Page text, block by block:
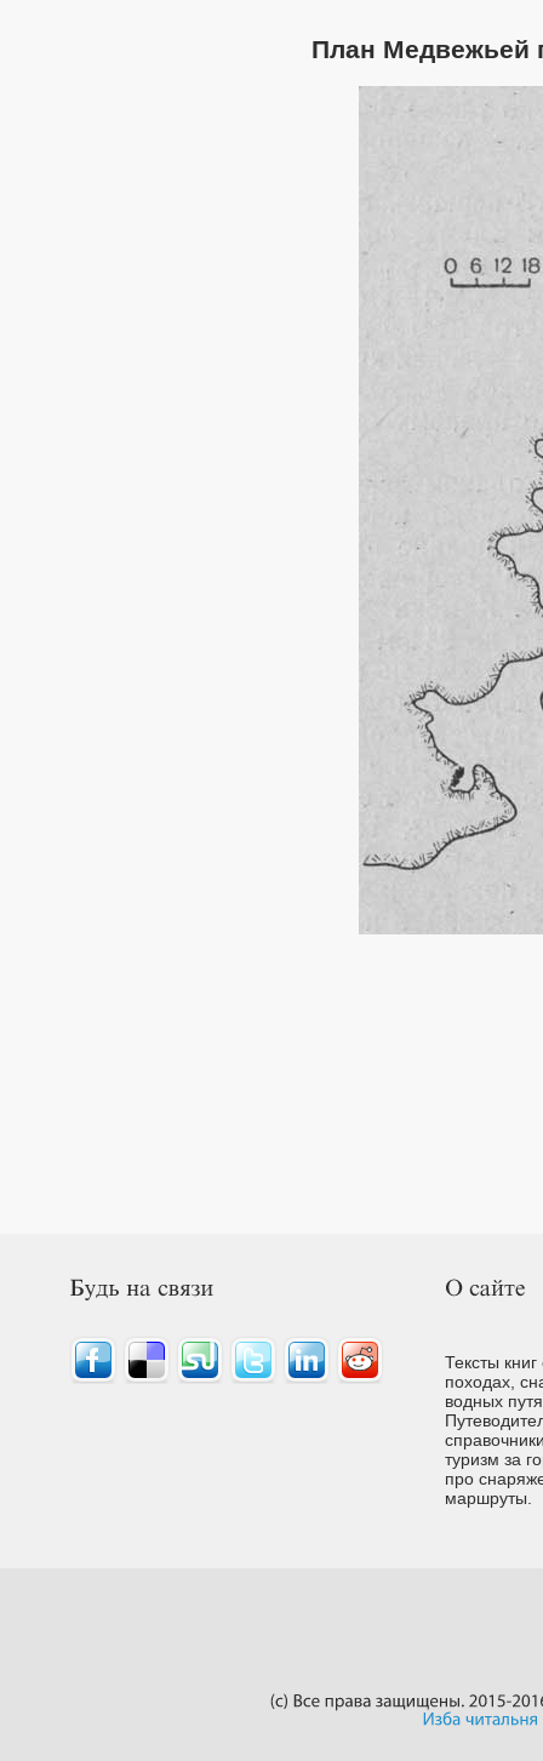
План Медвежьей
Тексты
походах,
водных
туризм за
про
маршруты.